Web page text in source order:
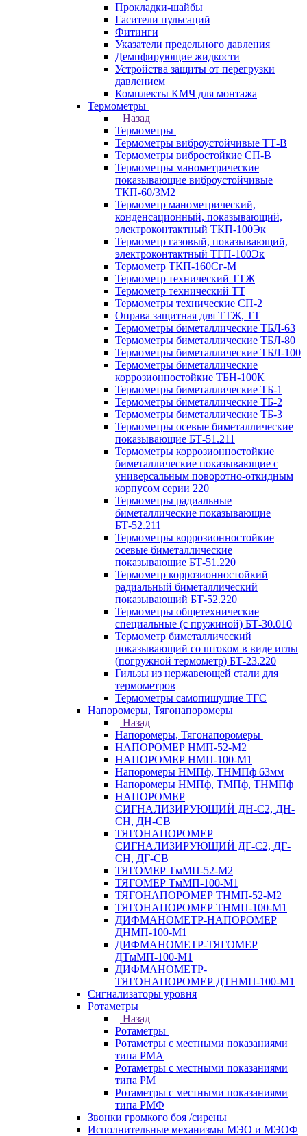
Прокладки-шайбы
Гасители пульсаций
Фитинги
Указатели предельного давления
Демпфирующие жидкости
Устройства защиты от перегрузки
давлением
Комплекты КМЧ для монтажа
Термометры
Назад
Термометры
Термометры виброустойчивые ТТ-В
Термометры вибростойкие СП-В
Термометры манометрические
показывающие виброустойчивые
ТКП-60/3М2
Термометр манометрический,
конденсационный, показывающий,
электроконтактный ТКП-100Эк
Термометр газовый, показывающий,
электроконтактный ТГП-100Эк
Термометр ТКП-160Сг-М
Термометр технический ТТЖ
Термометр технический ТТ
Термометры технические СП-2
Оправа защитная для ТТЖ, ТТ
Термометры биметаллические ТБЛ-63
Термометры биметаллические ТБЛ-80
Термометры биметаллические ТБЛ-100
Термометры биметаллические
коррозионностойкие ТБН-100К
Термометры биметаллические ТБ-1
Термометры биметаллические ТБ-2
Термометры биметаллические ТБ-3
Термометры осевые биметаллические
показывающие БТ-51.211
Термометры коррозионностойкие
биметаллические показывающие с
универсальным поворотно-откидным
корпусом серии 220
Термометры радиальные
биметаллические показывающие
БТ-52.211
Термометры коррозионностойкие
осевые биметаллические
показывающие БТ-51.220
Термометр коррозионностойкий
радиальный биметаллический
показывающий БТ-52.220
Термометры общетехнические
специальные (с пружиной) БТ-30.010
Термометр биметаллический
показывающий со штоком в виде иглы
(погружной термометр) БТ-23.220
Гильзы из нержавеющей стали для
термометров
Термометры самопишущие ТГС
Напоромеры, Тягонапоромеры
Назад
Напоромеры, Тягонапоромеры
НАПОРОМЕР НМП-52-М2
НАПОРОМЕР НМП-100-М1
Напоромеры НМПф, ТНМПф 63мм
Напоромеры НМПф, ТМПф, ТНМПф
НАПОРОМЕР
СИГНАЛИЗИРУЮЩИЙ ДН-С2, ДН-
СН, ДН-СВ
ТЯГОНАПОРОМЕР
СИГНАЛИЗИРУЮЩИЙ ДГ-С2, ДГ-
СН, ДГ-СВ
ТЯГОМЕР ТмМП-52-М2
ТЯГОМЕР ТмМП-100-М1
ТЯГОНАПОРОМЕР ТНМП-52-М2
ТЯГОНАПОРОМЕР ТНМП-100-М1
ДИФМАНОМЕТР-НАПОРОМЕР
ДНМП-100-М1
ДИФМАНОМЕТР-ТЯГОМЕР
ДТмМП-100-М1
ДИФМАНОМЕТР-
ТЯГОНАПОРОМЕР ДТНМП-100-М1
Сигнализаторы уровня
Ротаметры
Назад
Ротаметры
Ротаметры с местными показаниями
типа РМА
Ротаметры с местными показаниями
типа РМ
Ротаметры с местными показаниями
типа РМФ
Звонки громкого боя /сирены
Исполнительные механизмы МЭО и МЭОФ